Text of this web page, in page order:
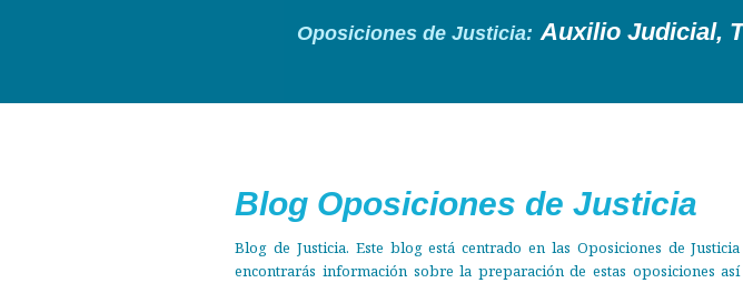
Estudia
Oposiciones de Justicia: Auxilio Judicial,
Blog Oposiciones de Justicia
Blog de Justicia. Este blog está centrado en las Oposiciones de
encontrarás información sobre la preparación de estas oposiciones